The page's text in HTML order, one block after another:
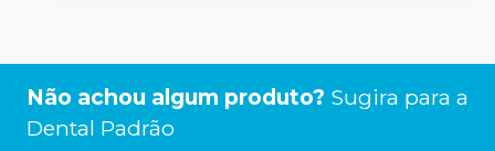
Não achou algum produto? Sugira para a
Dental Padrão